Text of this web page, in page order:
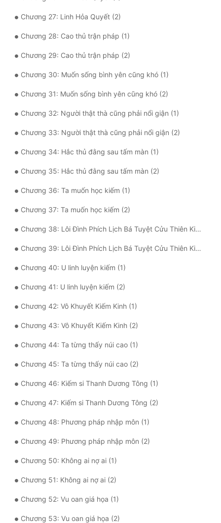
Tội Phạm
Vô Địch
Võ Hiệp
Võng Du
Xuyên Không
Xuyên Nhanh
Xuyên Sách
Xuyên Thư
Điền Văn
Đô Thị
Đông Phương
Đông Phương Huyền Huyễn
Đồng Nhân
Cẩu Đạo Trường Sinh
Ngự Thú
Truyện Nam
Truyện Nữ
Vô Địch Lưu
Xây Dựng Thế Lực
Đam Mỹ
Đẹp Hiệp
Chương 27: Linh Hỏa Quyết (2)
Chương 28: Cao thủ trận pháp (1)
Chương 29: Cao thủ trận pháp (2)
Chương 30: Muốn sống bình yên cũng khó (1)
Chương 31: Muốn sống bình yên cũng khó (2)
Chương 32: Người thật thà cũng phải nổi giận (1)
Chương 33: Người thật thà cũng phải nổi giận (2)
Chương 34: Hắc thủ đằng sau tấm màn (1)
Chương 35: Hắc thủ đằng sau tấm màn (2)
Chương 36: Ta muốn học kiếm (1)
Chương 37: Ta muốn học kiếm (2)
Chương 38: Lôi Đình Phích Lịch Bá Tuyệt Cửu Thiên Kiếm (1)
Chương 39: Lôi Đình Phích Lịch Bá Tuyệt Cửu Thiên Kiếm (2)
Chương 40: U linh luyện kiếm (1)
Chương 41: U linh luyện kiếm (2)
Chương 42: Vô Khuyết Kiếm Kinh (1)
Chương 43: Vô Khuyết Kiếm Kinh (2)
Chương 44: Ta từng thấy núi cao (1)
Chương 45: Ta từng thấy núi cao (2)
Chương 46: Kiếm si Thanh Dương Tông (1)
Chương 47: Kiếm si Thanh Dương Tông (2)
Chương 48: Phương pháp nhập môn (1)
Chương 49: Phương pháp nhập môn (2)
Chương 50: Không ai nợ ai (1)
Chương 51: Không ai nợ ai (2)
Chương 52: Vu oan giá họa (1)
Chương 53: Vu oan giá họa (2)